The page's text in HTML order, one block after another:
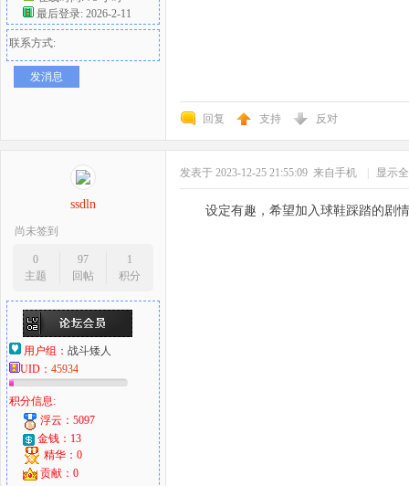
最后登录: 2026-2-11
联系方式:
发消息
回复 支持 反对
ssdln
尚未签到
0
主题
97
回帖
1
积分
用户组： 战斗矮人
UID： 45934
积分信息:
浮云：5097
金钱：13
精华：0
贡献：0
发表于 2023-12-25 21:55:09 来自手机 显示
设定有趣，希望加入球鞋踩踏的剧情